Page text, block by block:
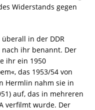
Widerstands gegen
in der DDR
ihr benannt. Der
ihr ein 1950
das 1953/54 von
Hermlin nahm sie in
auf, das in mehreren
verfilmt wurde. Der